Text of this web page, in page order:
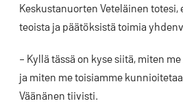
Keskustanuorten Veteläinen totesi,
teoista ja päätöksistä toimia
– Kyllä tässä on kyse siitä, miten
ja miten me toisiamme
Väänänen tiivisti.